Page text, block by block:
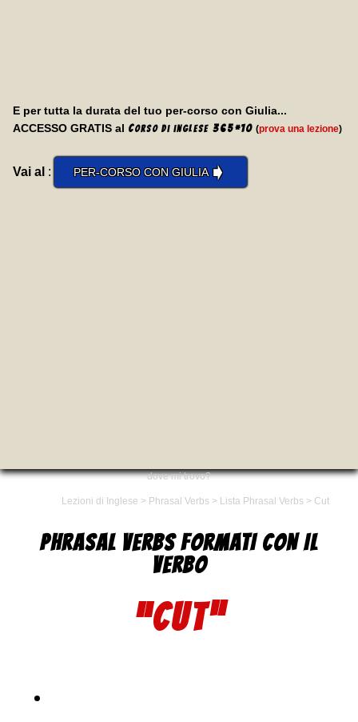
E per tutta la durata del tuo per-corso con Giulia...
ACCESSO GRATIS al Corso di inglese 365*10 (prova una lezione)
Vai al : PER-CORSO CON GIULIA➧
dove mi trovo?
Lezioni di Inglese > Phrasal Verbs > Lista Phrasal Verbs > Cut
PHRASAL VERBS FORMATI CON IL
VERBO
“CUT”